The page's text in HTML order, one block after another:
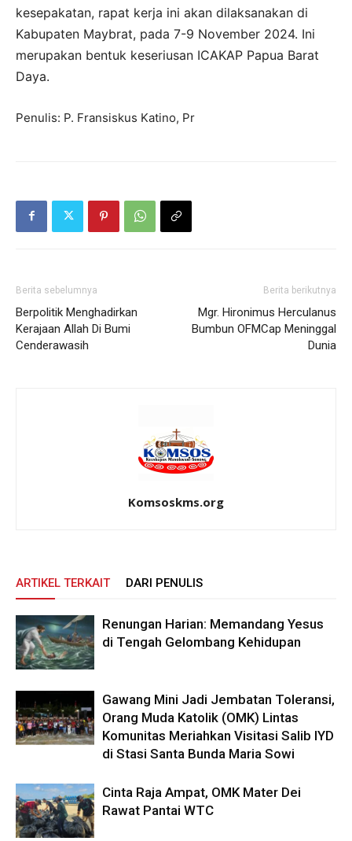
kesepakatan, rapat kerja ini akan dilaksanakan di
Kabupaten Maybrat, pada 7-9 November 2024. Ini
merupakan bentuk keseriusan ICAKAP Papua Barat
Daya.
Penulis: P. Fransiskus Katino, Pr
Berita sebelumnya
Berpolitik Menghadirkan
Kerajaan Allah Di Bumi
Cenderawasih
Berita berikutnya
Mgr. Hironimus Herculanus
Bumbun OFMCap Meninggal
Dunia
Komsoskms.org
ARTIKEL TERKAIT DARI PENULIS
Renungan Harian: Memandang Yesus
di Tengah Gelombang Kehidupan
Gawang Mini Jadi Jembatan Toleransi,
Orang Muda Katolik (OMK) Lintas
Komunitas Meriahkan Visitasi Salib IYD
di Stasi Santa Bunda Maria Sowi
Cinta Raja Ampat, OMK Mater Dei
Rawat Pantai WTC